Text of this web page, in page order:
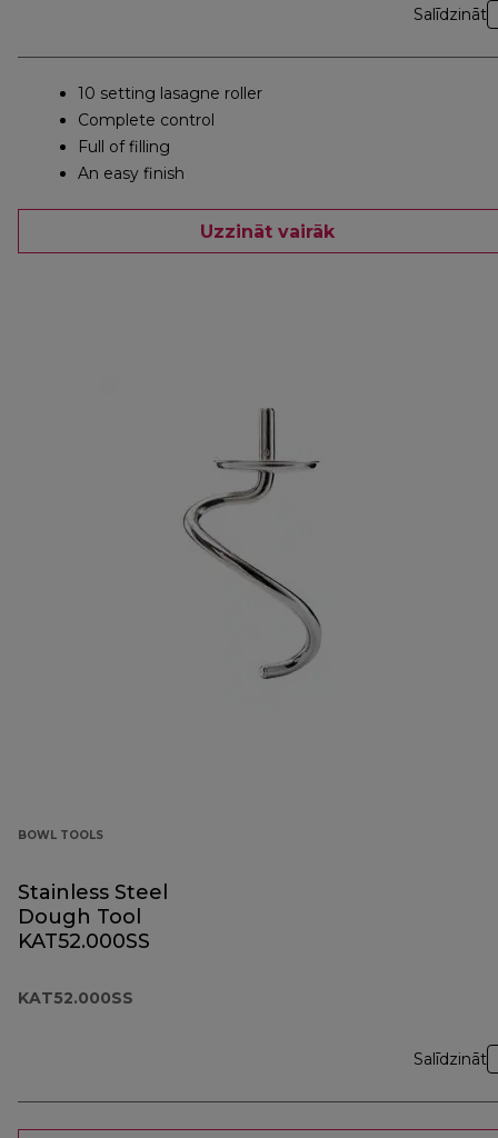
Salīdzināt
10 setting lasagne roller
Complete control
Full of filling
An easy finish
Uzzināt vairāk
BOWL TOOLS
Stainless Steel
Dough Tool
KAT52.000SS
KAT52.000SS
Salīdzināt